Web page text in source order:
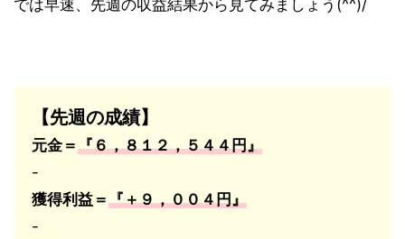
では早速、先週の収益結果から見てみましょう(^^)/
【先週の成績】
元金＝『６，８１２，５４４円』
-
獲得利益＝『＋９，００４円』
-